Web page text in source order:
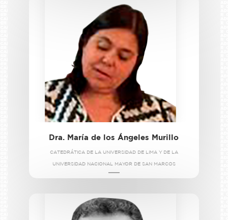
Dra. María de los Ángeles Murillo
CATEDRÁTICA DE LA UNIVERSIDAD DE LIMA Y DE LA
UNIVERSIDAD NACIONAL MAYOR DE SAN MARCOS